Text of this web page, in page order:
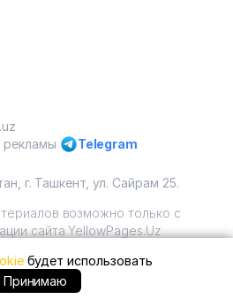
позвонить
Telegram
г. Ташкент, ул. Сайрам 25.
возможно только с
сайта YellowPages.Uz
Uzbekistan, 2009 - 2026 / ООО
защищены All rights reserved.
будет использовать
Принимаю